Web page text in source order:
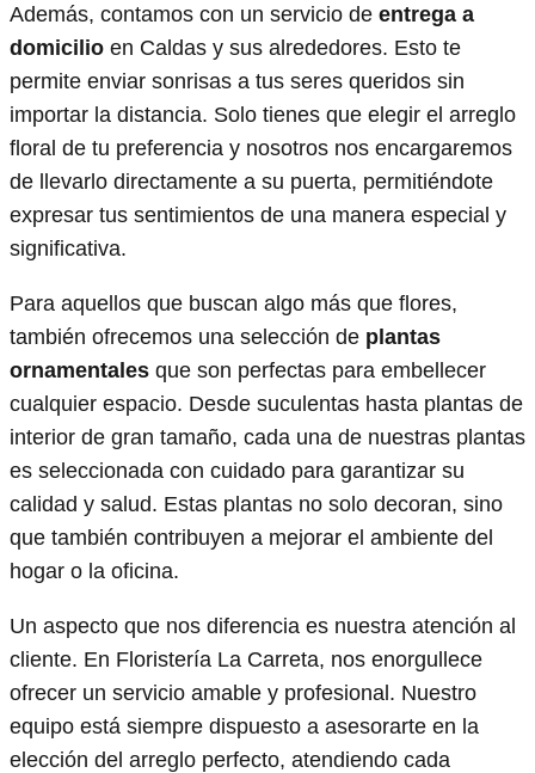
Además, contamos con un servicio de entrega a
domicilio en Caldas y sus alrededores. Esto te
permite enviar sonrisas a tus seres queridos sin
importar la distancia. Solo tienes que elegir el arreglo
floral de tu preferencia y nosotros nos encargaremos
de llevarlo directamente a su puerta, permitiéndote
expresar tus sentimientos de una manera especial y
significativa.
Para aquellos que buscan algo más que flores,
también ofrecemos una selección de plantas
ornamentales que son perfectas para embellecer
cualquier espacio. Desde suculentas hasta plantas de
interior de gran tamaño, cada una de nuestras plantas
es seleccionada con cuidado para garantizar su
calidad y salud. Estas plantas no solo decoran, sino
que también contribuyen a mejorar el ambiente del
hogar o la oficina.
Un aspecto que nos diferencia es nuestra atención al
cliente. En Floristería La Carreta, nos enorgullece
ofrecer un servicio amable y profesional. Nuestro
equipo está siempre dispuesto a asesorarte en la
elección del arreglo perfecto, atendiendo cada